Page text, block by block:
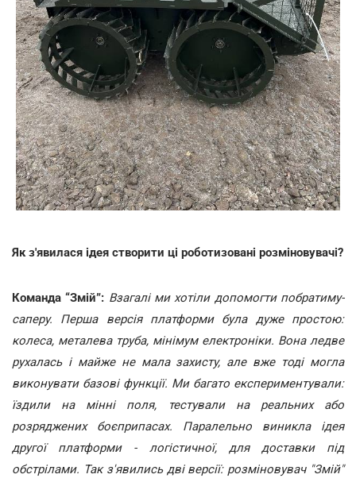
Як з'явилася ідея створити ці роботизовані розміновувачі?
Команда “Змій”: Взагалі ми хотіли допомогти побратиму-
саперу. Перша версія платформи була дуже простою:
колеса, металева труба, мінімум електроніки. Вона ледве
рухалась і майже не мала захисту, але вже тоді могла
виконувати базові функції. Ми багато експериментували:
їздили на мінні поля, тестували на реальних або
розряджених боєприпасах. Паралельно виникла ідея
другої платформи - логістичної, для доставки під
обстрілами. Так з'явились дві версії: розміновувач "Змій"